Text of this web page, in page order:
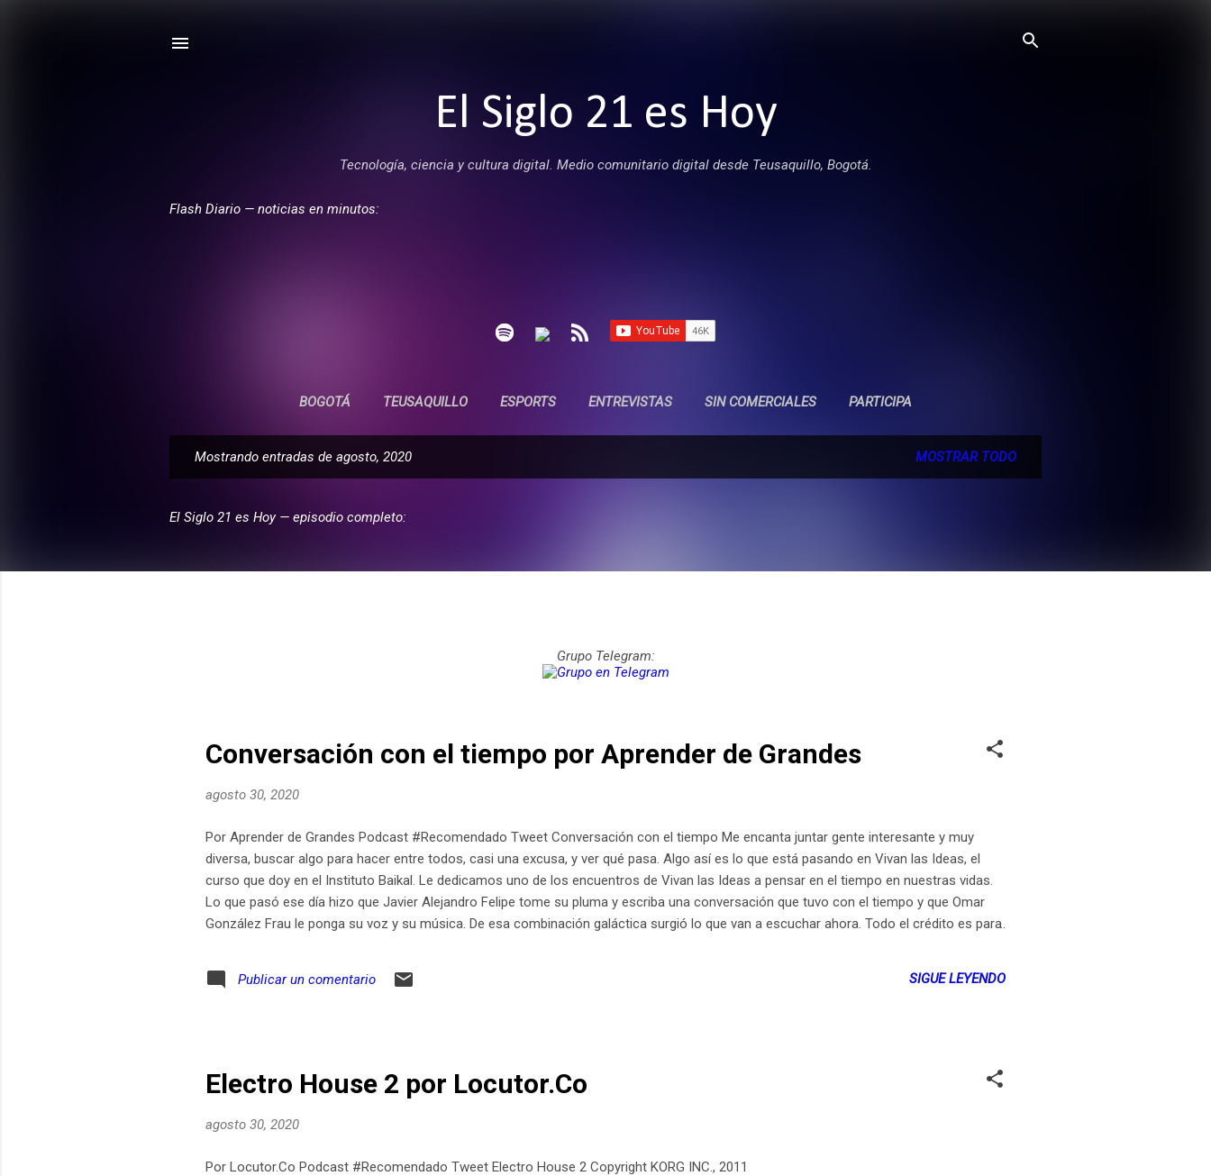
El Siglo 21 es Hoy
Tecnología, ciencia y cultura digital. Medio comunitario digital desde Teusaquillo, Bogotá.
Flash Diario — noticias en minutos:
BOGOTÁ TEUSAQUILLO ESPORTS ENTREVISTAS SIN COMERCIALES PARTICIPA
t
Mostrando entradas de agosto, 2020 MOSTRAR TODO
El Siglo 21 es Hoy — episodio completo:
Grupo Telegram:
Conversación con el tiempo por Aprender de Grandes
agosto 30, 2020
Por Aprender de Grandes Podcast #Recomendado Tweet Conversación con el tiempo Me encanta juntar gente interesante y muy
diversa, buscar algo para hacer entre todos, casi una excusa, y ver qué pasa. Algo así es lo que está pasando en Vivan las Ideas, el
curso que doy en el Instituto Baikal. Le dedicamos uno de los encuentros de Vivan las Ideas a pensar en el tiempo en nuestras vidas.
Lo que pasó ese día hizo que Javier Alejandro Felipe tome su pluma y escriba una conversación que tuvo con el tiempo y que Omar
González Frau le ponga su voz y su música. De esa combinación galáctica surgió lo que van a escuchar ahora. Todo el crédito es para
Publicar un comentario SIGUE LEYENDO
Electro House 2 por Locutor.Co
agosto 30, 2020
Por Locutor.Co Podcast #Recomendado Tweet Electro House 2 Copyright KORG INC., 2011